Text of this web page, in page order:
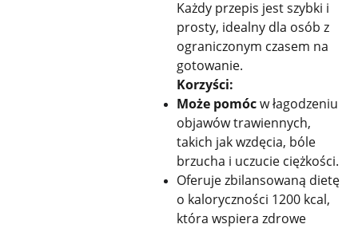
Każdy przepis jest szybki i
prosty, idealny dla osób z
ograniczonym czasem na
gotowanie.
Korzyści:
Może pomócw łagodzeniu
objawów trawiennych,
takich jak wzdęcia, bóle
brzucha i uczucie ciężkości.
Oferuje zbilansowaną dietę
o kaloryczności 1200 kcal,
która wspiera zdrowe